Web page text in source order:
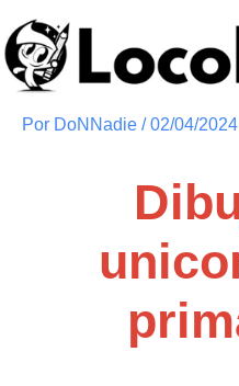
al
contenido
Por DoNNadie /02/04/2024